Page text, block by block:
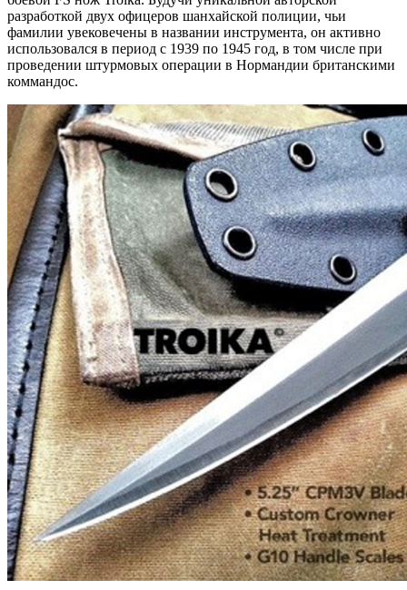
разработкой двух офицеров шанхайской полиции, чьи
фамилии увековечены в названии инструмента, он активно
использовался в период с 1939 по 1945 год, в том числе при
проведении штурмовых операции в Нормандии британскими
коммандос.